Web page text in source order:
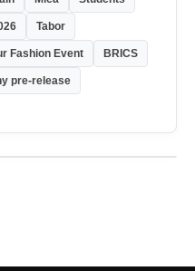
Tabor
Fashion Event BRICS
pre-release